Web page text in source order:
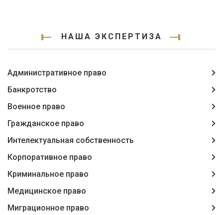
НАША ЭКСПЕРТИЗА
Административное право
Банкротство
Военное право
Гражданское право
Интелектуальная собственность
Корпоративное право
Криминальное право
Медицинское право
Миграционное право